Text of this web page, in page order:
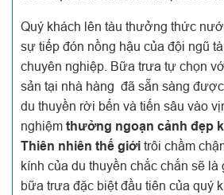
Quý khách lên tàu thưởng thức
sự tiếp đón nồng hậu của đội ngũ
chuyên nghiệp. Bữa trưa tự chọn
sản tại nhà hàng đã sẵn sàng
du thuyền rời bến và tiến sâu vào
nghiệm thưởng ngoạn cảnh đẹp
Thiên nhiên thế giới trôi chầm
kính của du thuyền chắc chắn sẽ là
bữa trưa đặc biệt đầu tiên của quý